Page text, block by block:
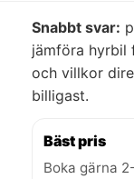
Snabbt svar:
jämföra hyrbil
och villkor
billigast.
Bäst pris
Boka gärna